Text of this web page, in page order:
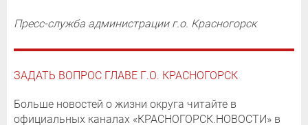
Пресс-служба администрации г.о. Красногорск
ЗАДАТЬ ВОПРОС ГЛАВЕ Г.О. КРАСНОГОРСК
Больше новостей о жизни округа читайте в
официальных каналах «КРАСНОГОРСК.НОВОСТИ» в